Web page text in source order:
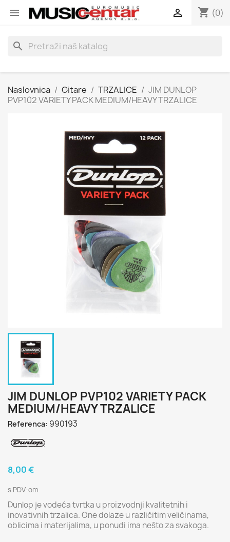
 shopping_cart (0)

search
Naslovnica Gitare TRZALICE
JIM DUNLOP
PVP102 VARIETY PACK MEDIUM/HEAVY TRZALICE
JIM DUNLOP PVP102 VARIETY PACK
MEDIUM/HEAVY TRZALICE
Referenca: 990193
8,00 €
s PDV-om
Dunlop je vodeća tvrtka u proizvodnji kvalitetnih i
inovativnih trzalica. One dolaze u različitim veličinama,
oblicima i materijalima, u ponudi ima nešto za svakoga.